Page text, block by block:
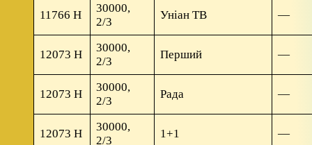
11766 H
30000,
2/3
Уніан ТВ —
12073 Н
30000,
2/3
Перший —
12073 Н
30000,
2/3
Рада —
12073 Н
30000,
2/3
1+1 —